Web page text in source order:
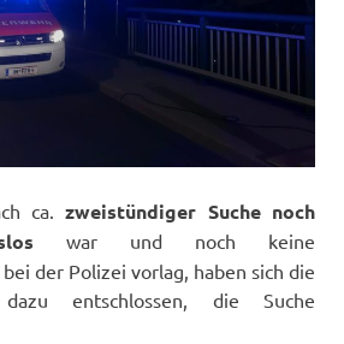
ca.zweistündiger Suche noch
war und noch keine
der Polizei vorlag, haben sich die
dazu entschlossen, die Suche